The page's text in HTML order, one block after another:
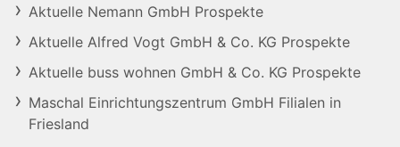
Aktuelle Nemann GmbH Prospekte
Aktuelle Alfred Vogt GmbH & Co. KG Prospekte
Aktuelle buss wohnen GmbH & Co. KG Prospekte
Maschal Einrichtungszentrum GmbH Filialen in
Friesland